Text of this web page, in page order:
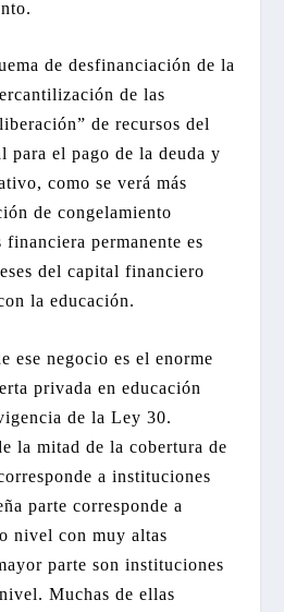
de desfinanciación de la
de las
de recursos del
para el pago de la deuda y
como se verá más
de congelamiento
permanente es
del capital financiero
la educación.
ese negocio es el enorme
privada en educación
de la Ley 30.
la mitad de la cobertura de
a instituciones
parte corresponde a
nivel con muy altas
parte son instituciones
Muchas de ellas